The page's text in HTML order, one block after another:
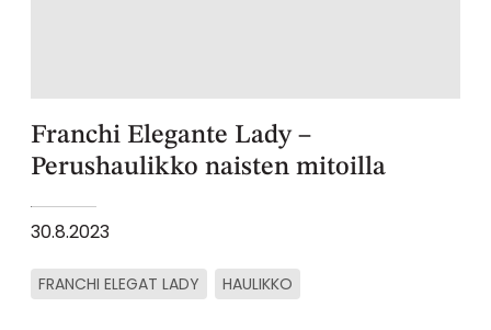
Franchi Elegante Lady –
Perushaulikko naisten mitoilla
30.8.2023
FRANCHI ELEGAT LADY HAULIKKO